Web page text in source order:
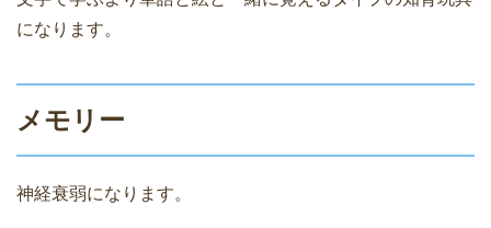
になります。
メモリー
神経衰弱になります。